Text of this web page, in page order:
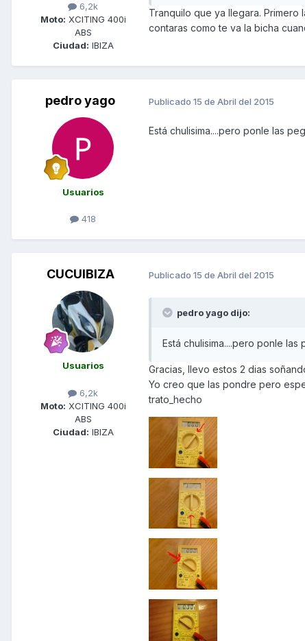
6,2k
Moto: XCITING 400i
ABS
Ciudad: IBIZA
Tranquilo que ya llegara. Primero
contaras como te va la bicha
pedro yago
Usuarios
418
Publicado 15 de Abril del 2015
Está chulisima....pero ponle las
CUCUIBIZA
Usuarios
6,2k
Moto: XCITING 400i
ABS
Ciudad: IBIZA
Publicado 15 de Abril del 2015
pedro yago dijo:
Está chulisima....pero ponle
Gracias, llevo estos 2 dias
Yo creo que las pondre pero
trato_hecho